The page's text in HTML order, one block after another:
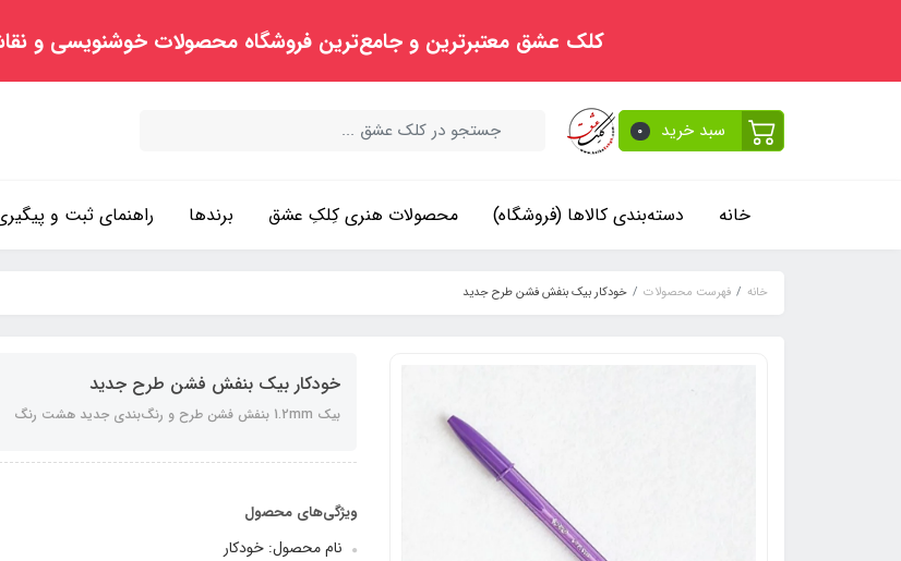
کلک عشق معتبرترین و جامع‌ترین فروشگاه محصولات خوشنویسی و
سبد خرید 0
خانه دسته‌بندی کالاها (فروشگاه) محصولات هنری کِلکِ عشق برندها راهنمای ثبت و
خانه فهرست محصولات خودکار بیک بنفش فشن طرح جدید
خودکار بیک بنفش فشن طرح جدید
بیک 1.2mm بنفش فشن طرح و رنگ‌بندی جدید هشت رنگ
ویژگی‌های محصول
نام محصول: خودکار